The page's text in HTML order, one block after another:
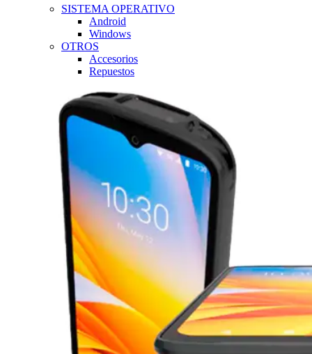
SISTEMA OPERATIVO
Android
Windows
OTROS
Accesorios
Repuestos